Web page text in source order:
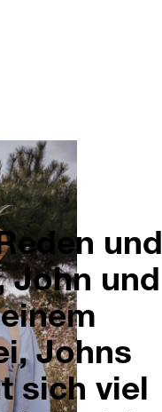
und
John und
Johns
sich viel